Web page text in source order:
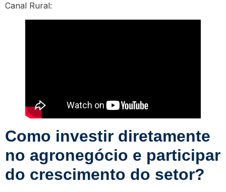
Canal Rural:
Como investir diretamente
no agronegócio e participar
do crescimento do setor?